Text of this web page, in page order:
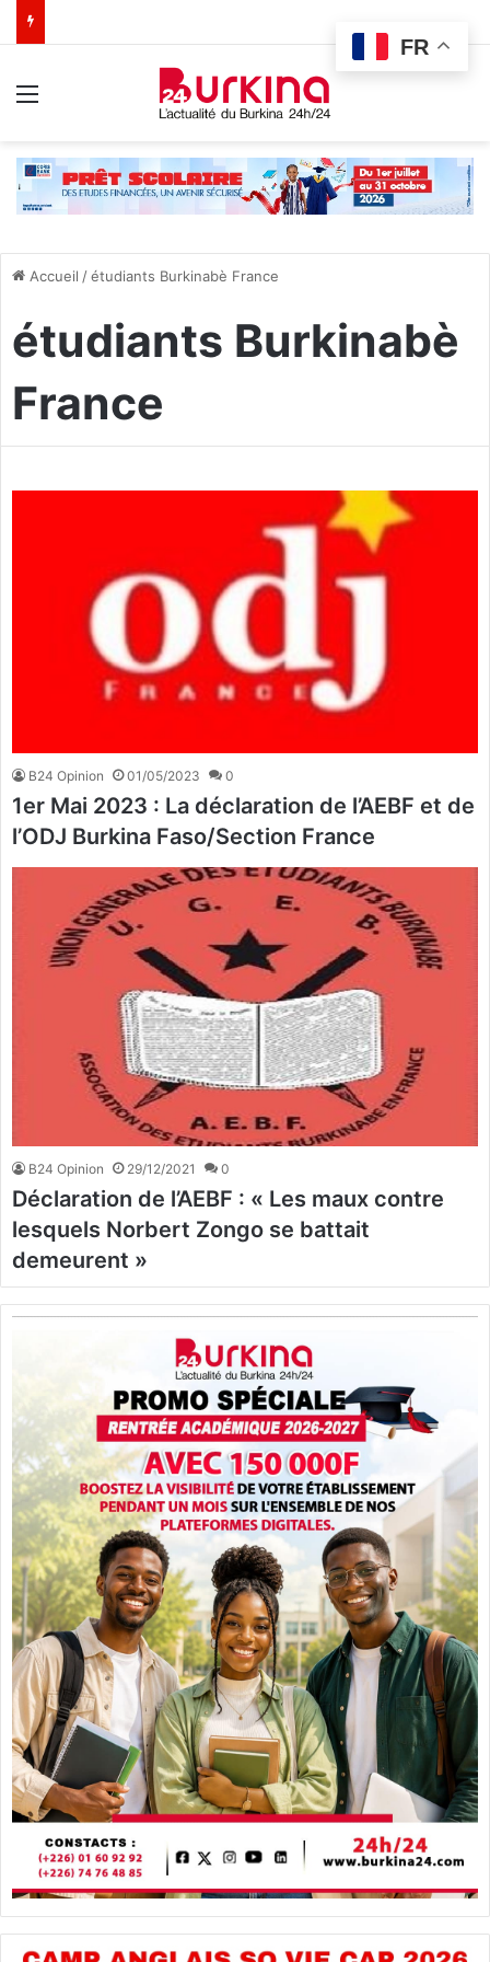
Accueil /étudiants Burkinabè France
étudiants Burkinabè
France
B24 Opinion 01/05/2023 0
1er Mai 2023 : La déclaration de l’AEBF et de
l’ODJ Burkina Faso/Section France
B24 Opinion 29/12/2021 0
Déclaration de l’AEBF : « Les maux contre
lesquels Norbert Zongo se battait
demeurent »
FR